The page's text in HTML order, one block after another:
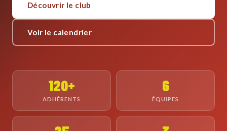
Découvrir le club
Voir le calendrier
120+
ADHÉRENTS
6
ÉQUIPES